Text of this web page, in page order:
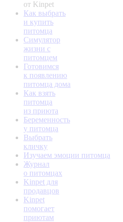
от Kinpet
Как выбрать
и купить
питомца
Симулятор
жизни с
питомцем
Готовимся
к появлению
питомца дома
Как взять
питомца
из приюта
Беременность
у питомца
Выбрать
кличку
Изучаем эмоции питомца
Журнал
о питомцах
Kinpet для
продавцов
Kinpet
помогает
приютам